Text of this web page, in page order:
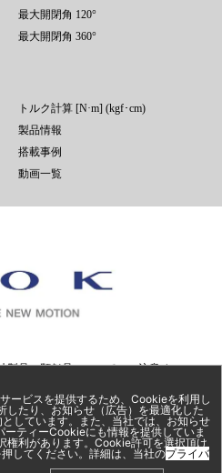
最大開閉角 120°
最大開閉角 360°
トルク計算 [N·m] (kgf･cm)
製品情報
搭載事例
動画一覧
製品の類似品についてのご注意
TOK, Inc.. All Rights Reserved.
ービスを提供するため、Cookieを利用し
したり、お知らせ（広告）を最適化した
しています。また、当社では、お知らせ
ーティーCookieにも情報を提供していま
権利があります。Cookie許可を選択頂け
してください。詳細は、当社のプライバ